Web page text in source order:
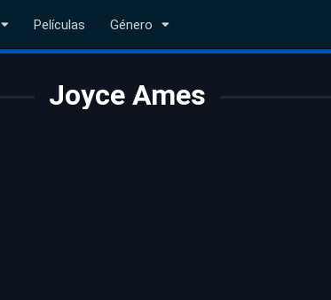
Películas Género
Joyce Ames